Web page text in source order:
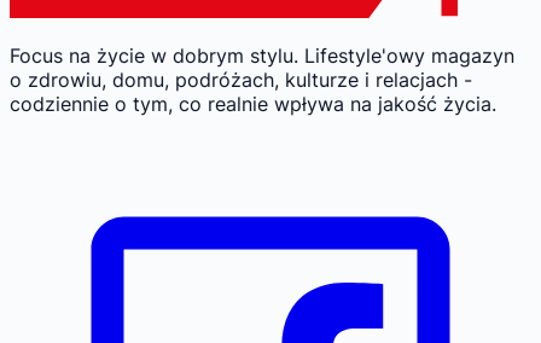
Focus na życie w dobrym stylu. Lifestyle'owy magazyn
o zdrowiu, domu, podróżach, kulturze i relacjach -
codziennie o tym, co realnie wpływa na jakość życia.